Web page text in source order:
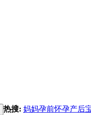
热搜: 妈妈孕前怀孕产后